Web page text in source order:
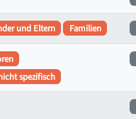
und Eltern Familien
spezifisch